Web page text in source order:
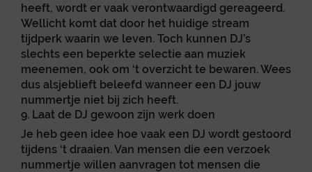
heeft, wordt er vaak verontwaardigd gereageerd.
Wellicht komt dat door het huidige stream
tijdperk waarin we leven. Toch kunnen DJ’s
slechts een beperkte selectie aan muziek
meenemen, ook om ‘t overzicht te bewaren. Wees
dus alsjeblieft beleefd wanneer een DJ jouw
nummertje niet bij zich heeft.
9. Laat de DJ gewoon zijn werk doen
Je heb geen idee hoe vaak een DJ wordt gestoord
tijdens ‘t draaien. Van mensen die een verzoek
nummertje willen aanvragen tot mensen die